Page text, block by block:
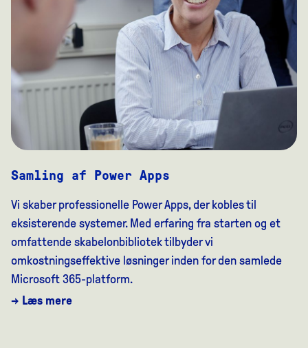
Samling af Power Apps
Vi skaber professionelle Power Apps, der kobles til
eksisterende systemer. Med erfaring fra starten og et
omfattende skabelonbibliotek tilbyder vi
omkostningseffektive løsninger inden for den samlede
Microsoft 365-platform.
→ Læs mere